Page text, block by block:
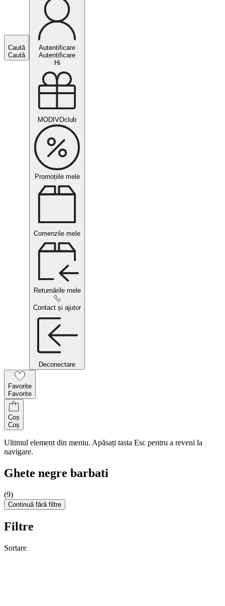
Caută
Caută
Autentificare
Autentificare
Hi
MODIVOclub
Promoțiile mele
Comenzile mele
Returnările mele
Contact și ajutor
Deconectare
Favorite
Favorite
Coș
Coș
Ultimul element din meniu. Apăsați tasta Esc pentru a reveni la
navigare.
Ghete negre barbati
(9)
Continuă fără filtre
Filtre
Sortare